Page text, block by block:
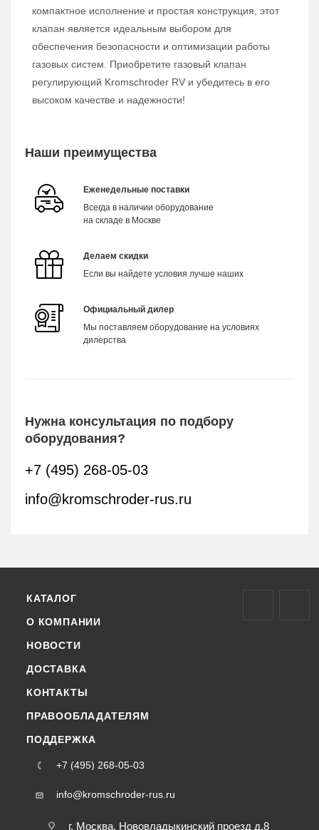
компактное исполнение и простая конструкция, этот
клапан является идеальным выбором для
обеспечения безопасности и оптимизации работы
газовых систем. Приобретите газовый клапан
регулирующий Kromschroder RV и убедитесь в его
высоком качестве и надежности!
Наши преимущества
Еженедельные поставки
Всегда в наличии оборудование
на складе в Москве
Делаем скидки
Если вы найдете условия лучше наших
Официальный дилер
Мы поставляем оборудование на условиях
дилерства
Нужна консультация по подбору
оборудования?
+7 (495) 268-05-03
info@kromschroder-rus.ru
КАТАЛОГ
О КОМПАНИИ
НОВОСТИ
ДОСТАВКА
КОНТАКТЫ
ПРАВООБЛАДАТЕЛЯМ
ПОДДЕРЖКА
+7 (495) 268-05-03
info@kromschroder-rus.ru
г. Москва, Нововладыкинский проезд д.8